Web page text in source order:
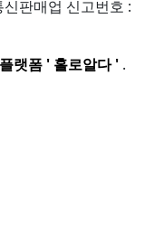
신판매업 신고번호 :
랫폼 ' 홀로알다 ' .